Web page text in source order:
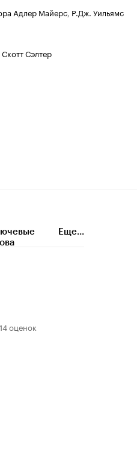
Адлер Майерс, Р.Дж. Уильямс
Скотт Сэлтер
Еще...
14 оценок